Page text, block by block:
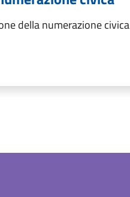
della numerazione civica